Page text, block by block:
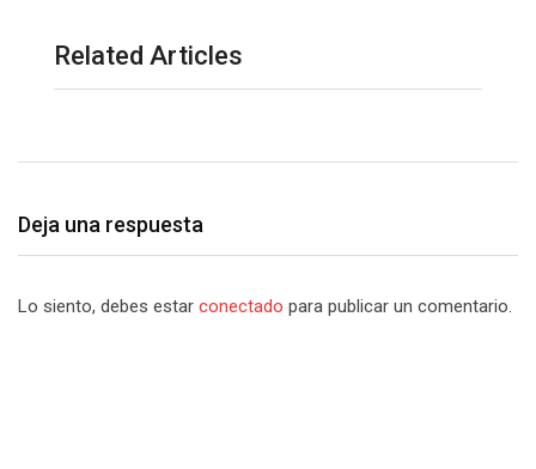
Related Articles
Deja una respuesta
Lo siento, debes estar conectado para publicar un comentario.